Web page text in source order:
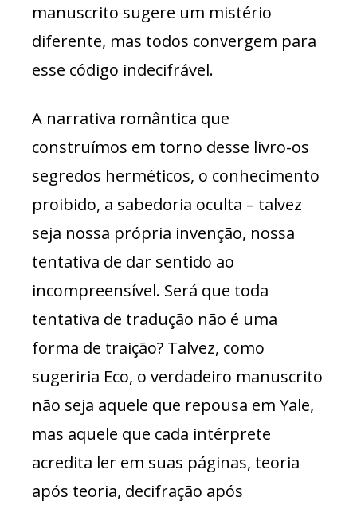
manuscrito sugere um mistério
diferente, mas todos convergem para
esse código indecifrável.
A narrativa romântica que
construímos em torno desse livro-os
segredos herméticos, o conhecimento
proibido, a sabedoria oculta – talvez
seja nossa própria invenção, nossa
tentativa de dar sentido ao
incompreensível. Será que toda
tentativa de tradução não é uma
forma de traição? Talvez, como
sugeriria Eco, o verdadeiro manuscrito
não seja aquele que repousa em Yale,
mas aquele que cada intérprete
acredita ler em suas páginas, teoria
após teoria, decifração após